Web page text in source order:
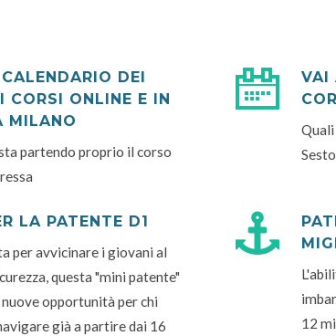
DEI
CORSI ONLINE E IN
MILANO
partendo proprio il corso
VAI
LA PATENTE D1
per avvicinare i giovani al
questa "mini patente"
opportunità per chi
già a partire dai 16
12